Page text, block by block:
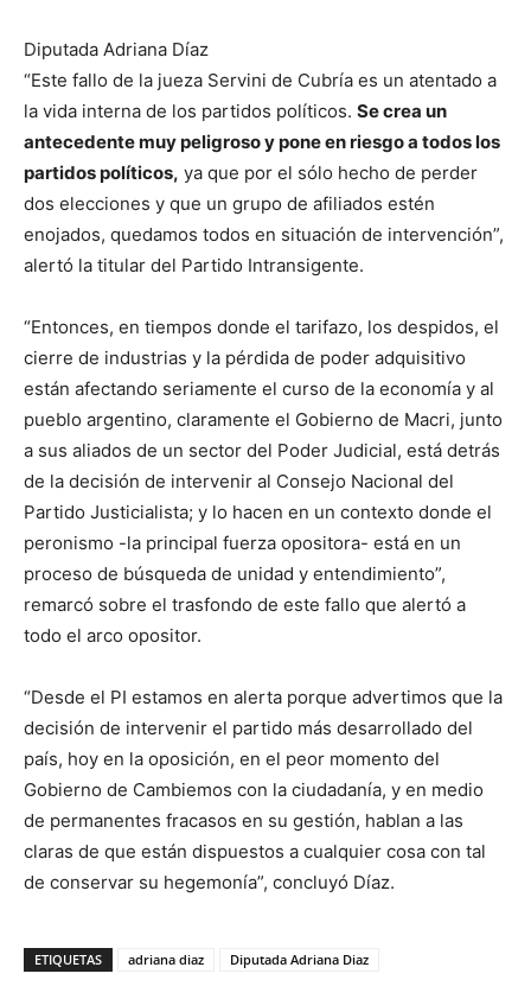
Diputada Adriana Díaz
“Este fallo de la jueza Servini de Cubría es un atentado a
la vida interna de los partidos políticos. Se crea un
antecedente muy peligroso y pone en riesgo a todos los
partidos políticos, ya que por el sólo hecho de perder
dos elecciones y que un grupo de afiliados estén
enojados, quedamos todos en situación de intervención”,
alertó la titular del Partido Intransigente.
“Entonces, en tiempos donde el tarifazo, los despidos, el
cierre de industrias y la pérdida de poder adquisitivo
están afectando seriamente el curso de la economía y al
pueblo argentino, claramente el Gobierno de Macri, junto
a sus aliados de un sector del Poder Judicial, está detrás
de la decisión de intervenir al Consejo Nacional del
Partido Justicialista; y lo hacen en un contexto donde el
peronismo -la principal fuerza opositora- está en un
proceso de búsqueda de unidad y entendimiento”,
remarcó sobre el trasfondo de este fallo que alertó a
todo el arco opositor.
“Desde el PI estamos en alerta porque advertimos que la
decisión de intervenir el partido más desarrollado del
país, hoy en la oposición, en el peor momento del
Gobierno de Cambiemos con la ciudadanía, y en medio
de permanentes fracasos en su gestión, hablan a las
claras de que están dispuestos a cualquier cosa con tal
de conservar su hegemonía”, concluyó Díaz.
ETIQUETAS adriana diaz Diputada Adriana Diaz